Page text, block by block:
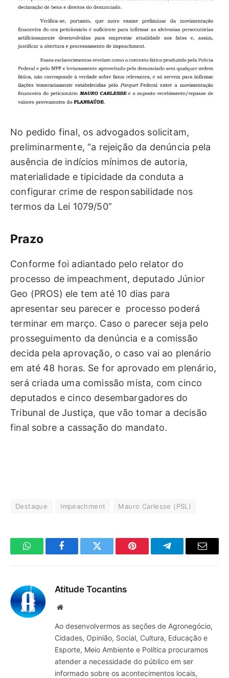
No pedido final, os advogados solicitam,
preliminarmente, “a rejeição da denúncia pela
ausência de indícios mínimos de autoria,
materialidade e tipicidade da conduta a
configurar crime de responsabilidade nos
termos da Lei 1079/50”
Prazo
Conforme foi adiantado pelo relator do
processo de impeachment, deputado Júnior
Geo (PROS) ele tem até 10 dias para
apresentar seu parecer e processo poderá
terminar em março. Caso o parecer seja pelo
prosseguimento da denúncia e a comissão
decida pela aprovação, o caso vai ao plenário
em até 48 horas. Se for aprovado em plenário,
será criada uma comissão mista, com cinco
deputados e cinco desembargadores do
Tribunal de Justiça, que vão tomar a decisão
final sobre a cassação do mandato.
Destaque Impeachment Mauro Carlesse (PSL)
WhatsAppFacebookTwitter Pinterest TelegramaE-
Atitude Tocantins
Site
Ao desenvolvermos as seções de Agronegócio,
Cidades, Opinião, Social, Cultura, Educação e
Esporte, Meio Ambiente e Política procuramos
atender a necessidade do público em ser
informado sobre os acontecimentos locais,